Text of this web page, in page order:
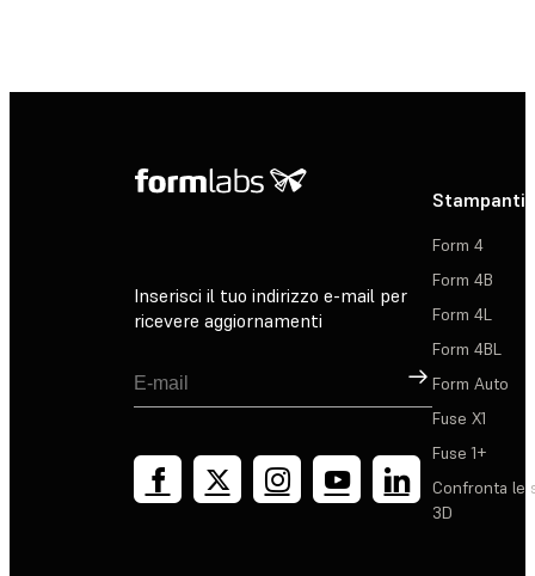
Inserisci il tuo indirizzo e-mail per
ricevere aggiornamenti
Registrati
Stampanti
Form 4
Form 4B
Form 4L
Form 4BL
Form Auto
Fuse X1
Fuse 1+
Confronta le
3D